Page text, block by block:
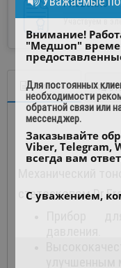
PROZORRO
Участвуем в
Описание
стетоскопом
Внимание!
"Медшоп"
Для постоянных
необходимости
обратной связи или
мессенджер.
Заказывайте
Viber, Telegram,
всегда вам
С уважением,